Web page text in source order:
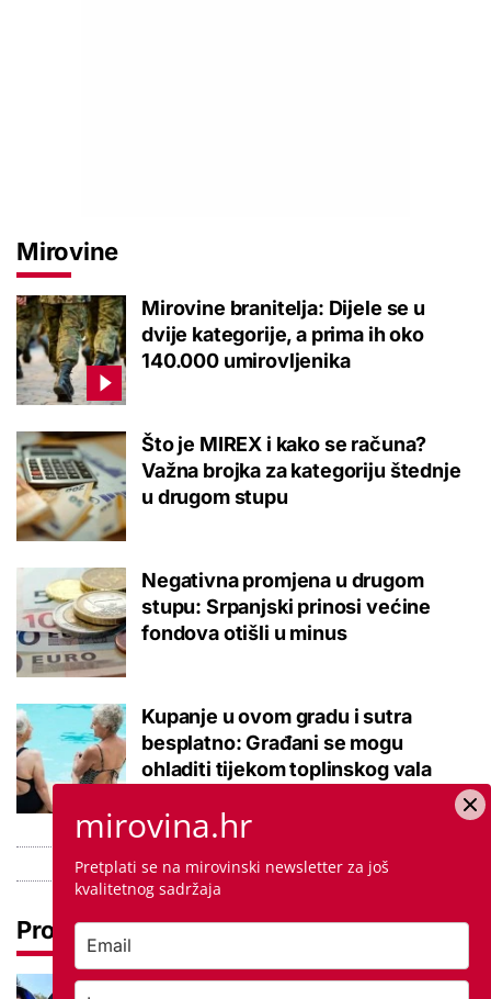
Mirovine
Mirovine branitelja: Dijele se u
dvije kategorije, a prima ih oko
140.000 umirovljenika
Što je MIREX i kako se računa?
Važna brojka za kategoriju štednje
u drugom stupu
Negativna promjena u drugom
stupu: Srpanjski prinosi većine
fondova otišli u minus
Kupanje u ovom gradu i sutra
besplatno: Građani se mogu
ohladiti tijekom toplinskog vala
Pročitaj još
Ovo je 5 mana života u
mirovina.hr
Pretplati se na mirovinski newsletter za još
kvalitetnog sadržaja